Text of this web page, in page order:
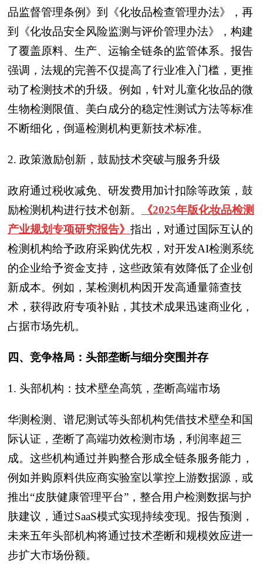
品监督管理条例》到《化妆品检查管理办法》，再
到《化妆品安全风险监测与评价管理办法》，构建
了覆盖原料、生产、运输全链条的监管体系。报告
强调，法规的完善不仅提高了行业准入门槛，更推
动了检测技术的升级。例如，针对儿童化妆品的微
生物检测限值、美白成分的稳定性测试方法等标准
不断细化，倒逼检测机构更新技术标准。
2. 政策激励创新，鼓励技术突破与服务升级
政府通过税收减免、研发费用加计扣除等政策，鼓
励检测机构进行技术创新。
《2025年版化妆品检测
产业规划专项研究报告》 指出，对通过国际互认的
检测机构给予政府采购优先权，对开发AI检测系统
的企业给予资金支持，这些政策有效降低了企业创
新成本。例如，某检测机构因开发高通量筛查技
术，获得政府专项补贴，其技术成果迅速商业化，
占据市场先机。
四、竞争格局：头部垄断与细分突围并存
1. 头部机构：技术壁垒高筑，垄断高端市场
华测检测、谱尼测试等头部机构凭借技术壁垒和国
际认证，垄断了高端功效检测市场，利润率超三
成。这些机构通过并购整合形成全链条服务能力，
例如并购原料供应商实验室以掌控上游数据源，或
推出“皮肤健康管理平台”，整合用户检测数据与护
肤建议，通过SaaS模式实现持续变现。报告预测，
未来五年头部机构将通过技术垄断和规模效应进一
步扩大市场份额。